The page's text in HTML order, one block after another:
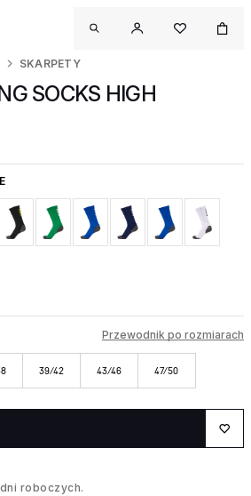
SKARPETY
SOCKS HIGH
Przewodnik po rozmiarach
39/42 43/46 47/50
roboczych.